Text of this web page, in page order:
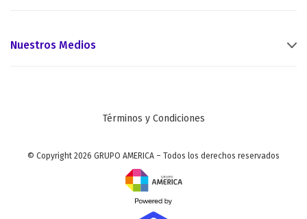
Nuestros Medios
Términos y Condiciones
© Copyright 2026 GRUPO AMERICA – Todos los derechos reservados